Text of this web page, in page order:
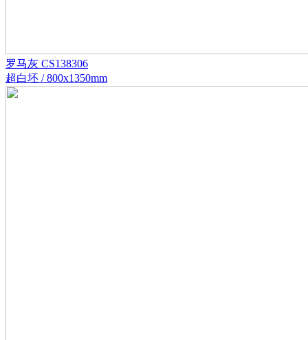
罗马灰 CS138306
超白坯 / 800x1350mm